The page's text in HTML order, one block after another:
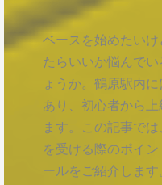
ベースを始めたい
たらいいか悩んで
ょうか。鶴原駅内
あり、初心者から
ます。この記事で
を受ける際のポイ
ールをご紹介します